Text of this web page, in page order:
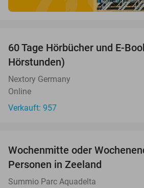
60 Tage Hörbücher und E-
Hörstunden)
Nextory Germany
Online
Verkauft: 957
Wochenmitte oder
Personen in Zeeland
Summio Parc Aquadelta